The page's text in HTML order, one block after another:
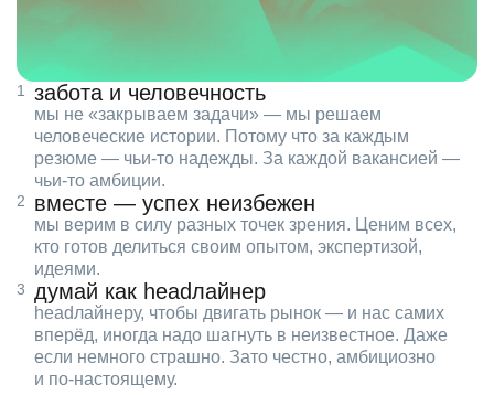
забота и человечность
мы не «закрываем задачи» — мы решаем
человеческие истории. Потому что за каждым
резюме — чьи‑то надежды. За каждой вакансией —
чьи‑то амбиции.
вместе — успех неизбежен
мы верим в силу разных точек зрения. Ценим всех,
кто готов делиться своим опытом, экспертизой,
идеями.
думай как headлайнер
headлайнеру, чтобы двигать рынок — и нас самих
вперёд, иногда надо шагнуть в неизвестное. Даже
если немного страшно. Зато честно, амбициозно
и по‑настоящему.